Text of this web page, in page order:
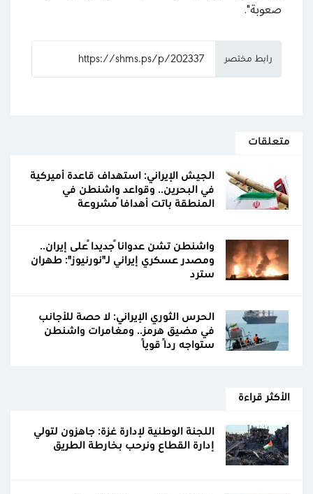
صعوبة".
رابط مختصر
متعلقات
الجيش الإيراني: استهداف قاعدة أميركية
في البحرين.. وقواعد واشنطن في
المنطقة باتت أهدافاً مشروعة
واشنطن تشن عدواناً جديداً على إيران..
ومصدر عسكري إيراني لـ"نورنيوز": طهران
سترد
الحرس الثوري الإيراني: لا حصة للأجانب
في مضيق هرمز.. ومغامرات واشنطن
ستواجه ردًا قويًا
الأكثر قراءة
اللجنة الوطنية لإدارة غزة: جاهزون لتولي
إدارة القطاع ونرحب بخارطة الطريق